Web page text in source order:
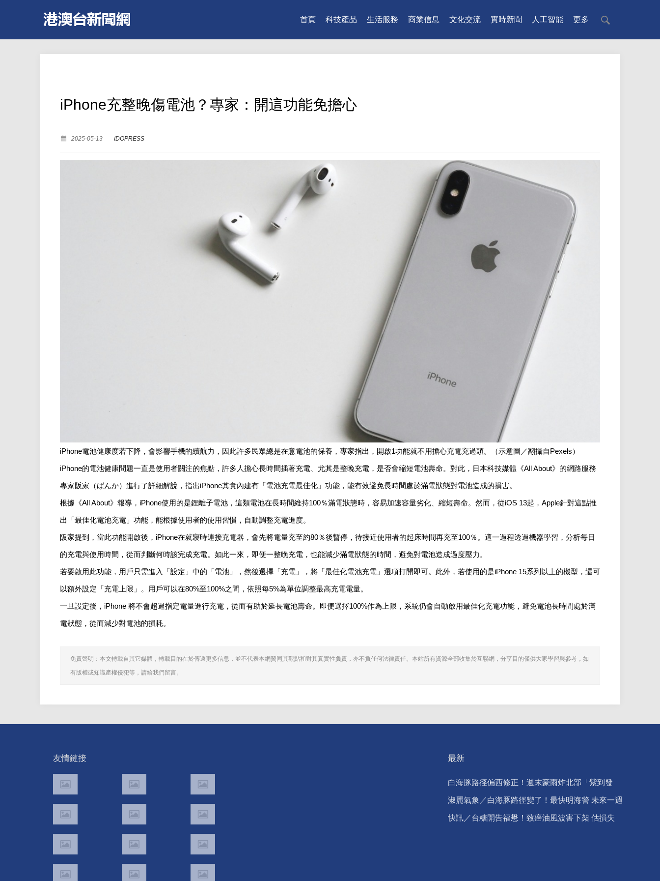
首頁 科技產品 生活服務 商業信息 文化交流 實時新聞 人工智能 更多
iPhone充整晚傷電池？專家：開這功能免擔心
2025-05-13 IDOPRESS
iPhone電池健康度若下降，會影響手機的續航力，因此許多民眾總是在意電池的保養，專家指出，開啟1功能就不用擔心充電充過頭。（示意圖／翻攝自Pexels）
iPhone的電池健康問題一直是使用者關注的焦點，許多人擔心長時間插著充電、尤其是整晚充電，是否會縮短電池壽命。對此，日本科技媒體《All About》的網路服務
專家阪家（ばんか）進行了詳細解說，指出iPhone其實內建有「電池充電最佳化」功能，能有效避免長時間處於滿電狀態對電池造成的損害。
根據《All About》報導，iPhone使用的是鋰離子電池，這類電池在長時間維持100％滿電狀態時，容易加速容量劣化、縮短壽命。然而，從iOS 13起，Apple針對這點推
出「最佳化電池充電」功能，能根據使用者的使用習慣，自動調整充電進度。
阪家提到，當此功能開啟後，iPhone在就寢時連接充電器，會先將電量充至約80％後暫停，待接近使用者的起床時間再充至100％。這一過程透過機器學習，分析每日
的充電與使用時間，從而判斷何時該完成充電。如此一來，即便一整晚充電，也能減少滿電狀態的時間，避免對電池造成過度壓力。
若要啟用此功能，用戶只需進入「設定」中的「電池」，然後選擇「充電」，將「最佳化電池充電」選項打開即可。此外，若使用的是iPhone 15系列以上的機型，還可
以額外設定「充電上限」。用戶可以在80%至100%之間，依照每5%為單位調整最高充電電量。
一旦設定後，iPhone 將不會超過指定電量進行充電，從而有助於延長電池壽命。即便選擇100%作為上限，系統仍會自動啟用最佳化充電功能，避免電池長時間處於滿
電狀態，從而減少對電池的損耗。
免責聲明：本文轉載自其它媒體，轉載目的在於傳遞更多信息，並不代表本網贊同其觀點和對其真實性負責，亦不負任何法律責任。本站所有資源全部收集於互聯網，分享目的僅供大家學習與參考，如
有版權或知識產權侵犯等，請給我們留言。
友情鏈接 最新
白海豚路徑偏西修正！週末豪雨炸北部「紫到發
白」
淑麗氣象／白海豚路徑變了！最快明海警 未來一週
降雨熱區曝
快訊／台糖開告福懋！致癌油風波害下架 估損失